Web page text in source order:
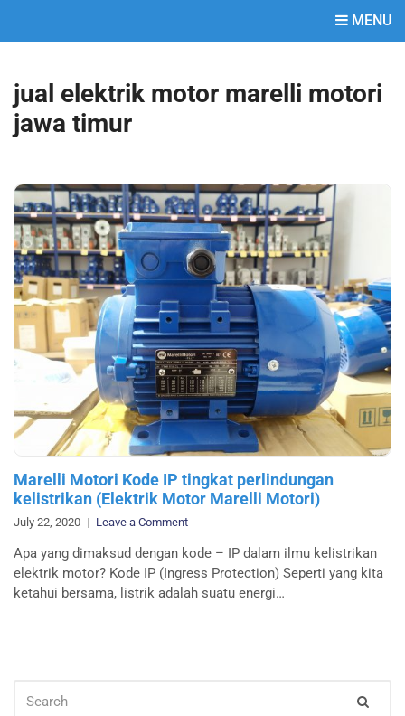
MENU
jual elektrik motor marelli motori
jawa timur
Marelli Motori Kode IP tingkat perlindungan
kelistrikan (Elektrik Motor Marelli Motori)
July 22, 2020 Leave a Commenton
Motori
Kode
IP
Apa yang dimaksud dengan kode – IP dalam ilmu kelistrikan
elektrik motor? Kode IP (Ingress Protection) Seperti yang kita
ketahui bersama, listrik adalah suatu energi…
FOR: